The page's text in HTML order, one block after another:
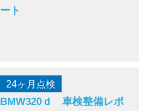
ート
24ヶ月点検
BMW320ｄ 車検整備レポ